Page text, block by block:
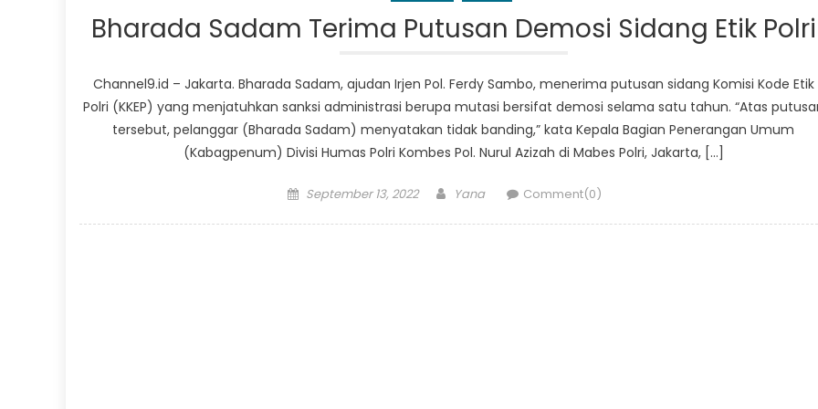
Bharada Sadam Terima Putusan Demosi Sidang Etik Polri
Channel9.id – Jakarta. Bharada Sadam, ajudan Irjen Pol. Ferdy Sambo, menerima putusan sidang Komisi Kode Etik
Polri (KKEP) yang menjatuhkan sanksi administrasi berupa mutasi bersifat demosi selama satu tahun. “Atas
tersebut, pelanggar (Bharada Sadam) menyatakan tidak banding,” kata Kepala Bagian Penerangan Umum
(Kabagpenum) Divisi Humas Polri Kombes Pol. Nurul Azizah di Mabes Polri, Jakarta, […]
Posted
September 13, 2022 Author
Yana Comment(0)